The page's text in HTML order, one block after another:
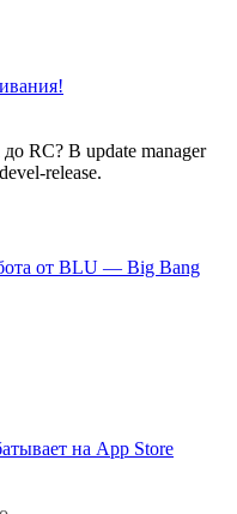
RC? В update manager
release.
от BLU — Big Bang
на App Store